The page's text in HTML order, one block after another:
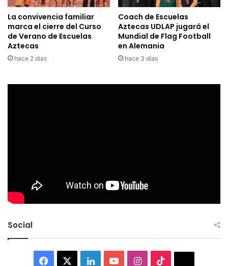
La convivencia familiar
marca el cierre del Curso
de Verano de Escuelas
Aztecas
hace 2 días
Coach de Escuelas
Aztecas UDLAP jugará el
Mundial de Flag Football
en Alemania
hace 3 días
Social
Facebook LinkedInYouTubeInstagram